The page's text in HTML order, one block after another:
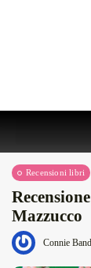
Recensioni libri
Mazzucco
Connie